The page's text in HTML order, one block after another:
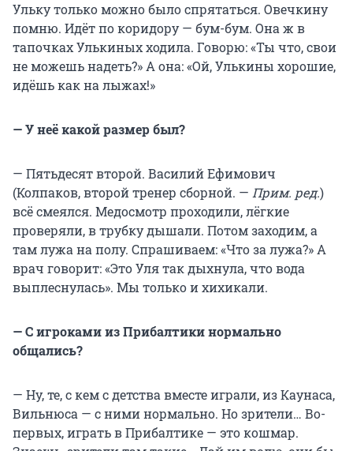
Ульку только можно было спрятаться. Овечкину
помню. Идёт по коридору — бум-бум. Она ж в
тапочках Улькиных ходила. Говорю: «Ты что, свои
не можешь надеть?» А она: «Ой, Улькины хорошие,
идёшь как на лыжах!»
— У неё какой размер был?
— Пятьдесят второй. Василий Ефимович
(Колпаков, второй тренер сборной. — Прим. ред.)
всё смеялся. Медосмотр проходили, лёгкие
проверяли, в трубку дышали. Потом заходим, а
там лужа на полу. Спрашиваем: «Что за лужа?» А
врач говорит: «Это Уля так дыхнула, что вода
выплеснулась». Мы только и хихикали.
— С игроками из Прибалтики нормально
общались?
— Ну, те, с кем с детства вместе играли, из Каунаса,
Вильнюса — с ними нормально. Но зрители… Во-
первых, играть в Прибалтике — это кошмар.